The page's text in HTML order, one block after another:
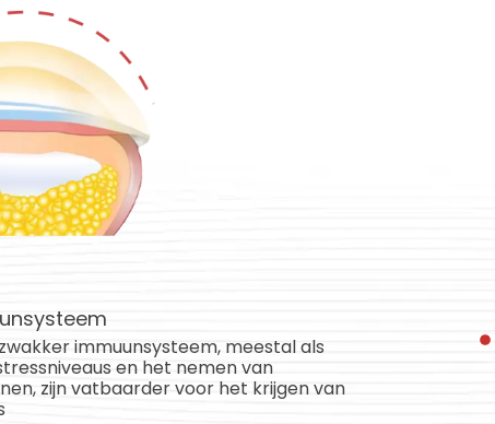
immuunsysteem, meestal als
en het nemen van
zijn vatbaarder voor het krijgen van